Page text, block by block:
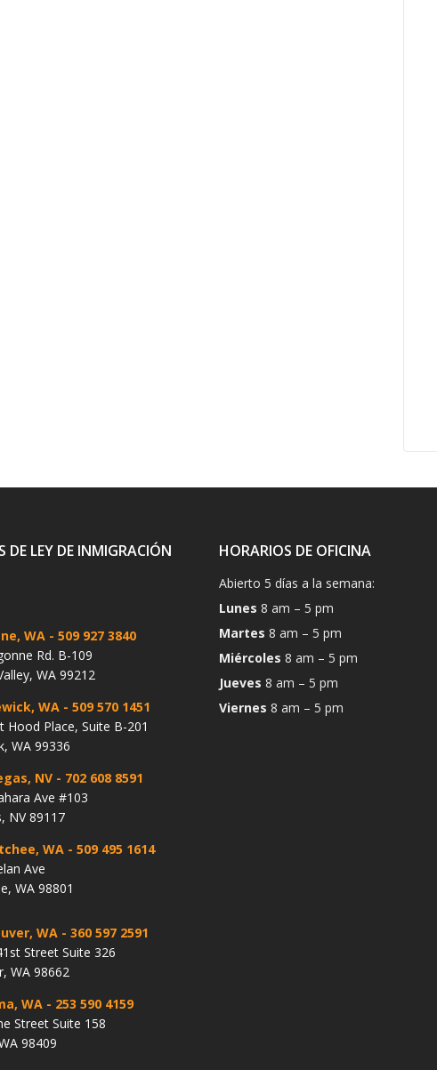
DE LEY DE INMIGRACIÓN
WA - 509 927 3840
Rd. B-109
WA 99212
WA - 509 570 1451
Hood Place, Suite B-201
WA 99336
NV - 702 608 8591
Ave #103
NV 89117
WA - 509 495 1614
Ave
WA 98801
WA - 360 597 2591
Street Suite 326
WA 98662
WA - 253 590 4159
Street Suite 158
98409
HORARIOS DE OFICINA
Abierto 5 días a la semana:
Lunes 8 am – 5 pm
Martes 8 am – 5 pm
Miércoles 8 am – 5 pm
Jueves 8 am – 5 pm
Viernes 8 am – 5 pm